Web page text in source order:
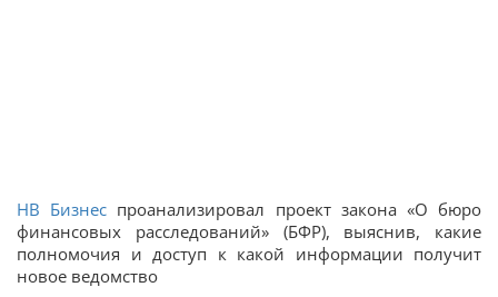
НВ Бизнес проанализировал проект закона «О бюро
финансовых расследований» (БФР), выяснив, какие
полномочия и доступ к какой информации получит
новое ведомство